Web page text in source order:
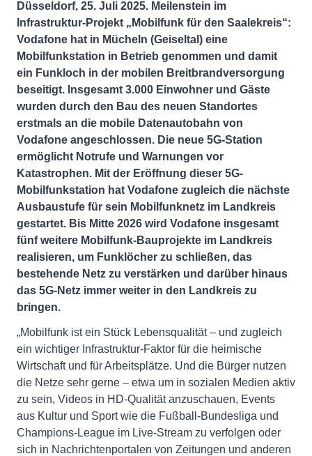
Düsseldorf, 25. Juli 2025. Meilenstein im
Infrastruktur-Projekt „Mobilfunk für den Saalekreis“:
Vodafone hat in Mücheln (Geiseltal) eine
Mobilfunkstation in Betrieb genommen und damit
ein Funkloch in der mobilen Breitbrandversorgung
beseitigt. Insgesamt 3.000 Einwohner und Gäste
wurden durch den Bau des neuen Standortes
erstmals an die mobile Datenautobahn von
Vodafone angeschlossen. Die neue 5G-Station
ermöglicht Notrufe und Warnungen vor
Katastrophen. Mit der Eröffnung dieser 5G-
Mobilfunkstation hat Vodafone zugleich die nächste
Ausbaustufe für sein Mobilfunknetz im Landkreis
gestartet. Bis Mitte 2026 wird Vodafone insgesamt
fünf weitere Mobilfunk-Bauprojekte im Landkreis
realisieren, um Funklöcher zu schließen, das
bestehende Netz zu verstärken und darüber hinaus
das 5G-Netz immer weiter in den Landkreis zu
bringen.
„Mobilfunk ist ein Stück Lebensqualität – und zugleich
ein wichtiger Infrastruktur-Faktor für die heimische
Wirtschaft und für Arbeitsplätze. Und die Bürger nutzen
die Netze sehr gerne – etwa um in sozialen Medien aktiv
zu sein, Videos in HD-Qualität anzuschauen, Events
aus Kultur und Sport wie die Fußball-Bundesliga und
Champions-League im Live-Stream zu verfolgen oder
sich in Nachrichtenportalen von Zeitungen und anderen